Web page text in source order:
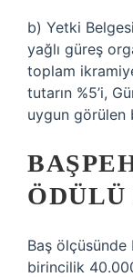
b) Yetki
yağlı güreş
toplam
tutarın %5’i,
uygun görülen
ÖDÜLÜ
Baş
birincilik